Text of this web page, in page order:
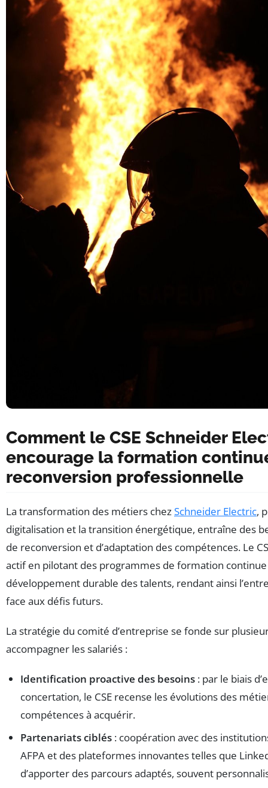
Comment le CSE Schneider
encourage la formation
reconversion professionnelle
La transformation des métiers chezSchneider Electric,
digitalisation et la transition énergétique, entraîne des
de reconversion et d’adaptation des compétences. Le
actif en pilotant des programmes de formation
développement durable des talents, rendant ainsi
face aux défis futurs.
La stratégie du comité d’entreprise se fonde sur
accompagner les salariés :
Identification proactive des besoins : par le biais
concertation, le CSE recense les évolutions des
compétences à acquérir.
Partenariats ciblés : coopération avec des
AFPA et des plateformes innovantes telles que
d’apporter des parcours adaptés, souvent